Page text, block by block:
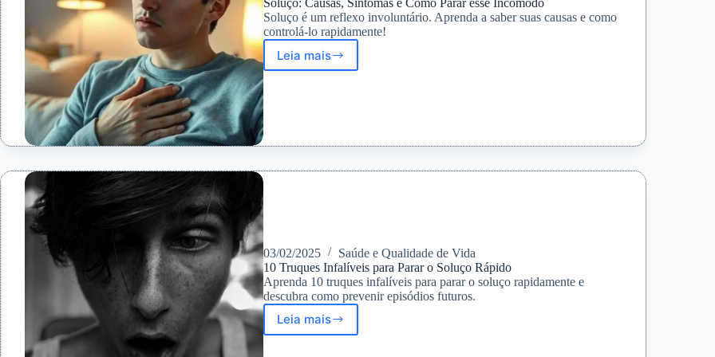
Soluço: Causas, Sintomas e Como Parar esse Incômodo
Soluço é um reflexo involuntário. Aprenda a saber suas causas e como
controlá-lo rapidamente!
Leia mais
Soluço:
Incômodo
03/02/2025
Saúde e Qualidade de Vida
10 Truques Infalíveis para Parar o Soluço Rápido
Aprenda 10 truques infalíveis para parar o soluço rapidamente e
descubra como prevenir episódios futuros.
Leia mais
10